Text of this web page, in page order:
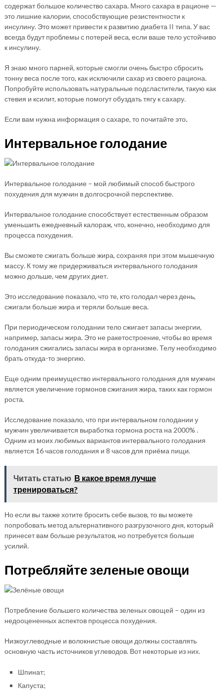
содержат большое количество сахара. Много сахара в рационе —
это лишние калории, способствующие резистентности к
инсулину. Это может привести к развитию диабета II типа. У вас
всегда будут проблемы с потерей веса, если ваше тело устойчиво
к инсулину.
Я знаю много парней, которые смогли очень быстро сбросить
тонну веса после того, как исключили сахар из своего рациона.
Попробуйте использовать натуральные подсластители, такую как
стевия и ксилит, которые помогут обуздать тягу к сахару.
Если вам нужна информация о сахаре, то почитайте это.
Интервальное голодание
Интервальное голодание – мой любимый способ быстрого
похудения для мужчин в долгосрочной перспективе.
Интервальное голодание способствует естественным образом
уменьшить ежедневный калораж, что, конечно, необходимо для
процесса похудения.
Вы сможете сжигать больше жира, сохраняя при этом мышечную
массу. К тому же придерживаться интервального голодания
можно дольше, чем других диет.
Это исследование показало, что те, кто голодал через день,
сжигали больше жира и теряли больше веса.
При периодическом голодании тело сжигает запасы энергии,
например, запасы жира. Это не ракетостроение, чтобы во время
голодания сжигались запасы жира в организме. Телу необходимо
брать откуда-то энергию.
Еще одним преимущество интервального голодания для мужчин
является увеличение гормонов сжигания жира, таких как гормон
роста.
Исследование показало, что при интервальном голодании у
мужчин увеличивается выработка гормона роста на 2000% .
Одним из моих любимых вариантов интервального голодания
является 16 часов голодания и 8 часов для приёма пищи.
Читать статью В какое время лучше
тренироваться?
Но если вы также хотите бросить себе вызов, то вы можете
попробовать метод альтернативного разгрузочного дня, который
принесет вам больше результатов, но потребуется больше
усилий.
Потребляйте зеленые овощи
Потребление большего количества зеленых овощей – один из
недооцененных аспектов процесса похудения.
Низкоуглеводные и волокнистые овощи должны составлять
основную часть источников углеводов. Вот некоторые из них.
Шпинат;
Капуста;